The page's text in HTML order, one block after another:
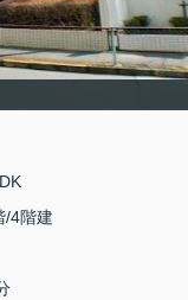
/4階建